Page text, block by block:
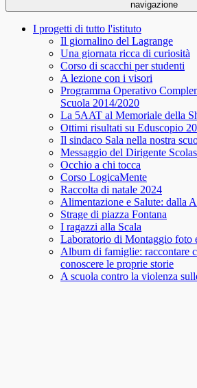
navigazione
I progetti di tutto l'istituto
Il giornalino del Lagrange
Una giornata ricca di curiosità
Corso di scacchi per studenti
A lezione con i visori
Programma Operativo
Scuola 2014/2020
La 5AAT al Memoriale della
Ottimi risultati su Eduscopio
Il sindaco Sala nella nostra
Messaggio del Dirigente
Occhio a chi tocca
Corso LogicaMente
Raccolta di natale 2024
Alimentazione e Salute: dalla
Strage di piazza Fontana
I ragazzi alla Scala
Laboratorio di Montaggio foto
Album di famiglie: raccontare
conoscere le proprie storie
A scuola contro la violenza